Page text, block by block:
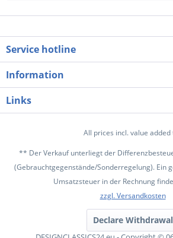
Service hotline
Information
Links
All prices incl. value added
** Der Verkauf unterliegt der
(Gebrauchtgegenstände/Sonderregelung). Ein
Umsatzsteuer in der Rechnung
zzgl. Versandkosten
Declare Withdrawal